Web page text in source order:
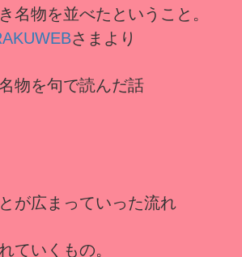
名物を並べたということ。
さまより
物を句で読んだ話
が広まっていった流れ
ていくもの。